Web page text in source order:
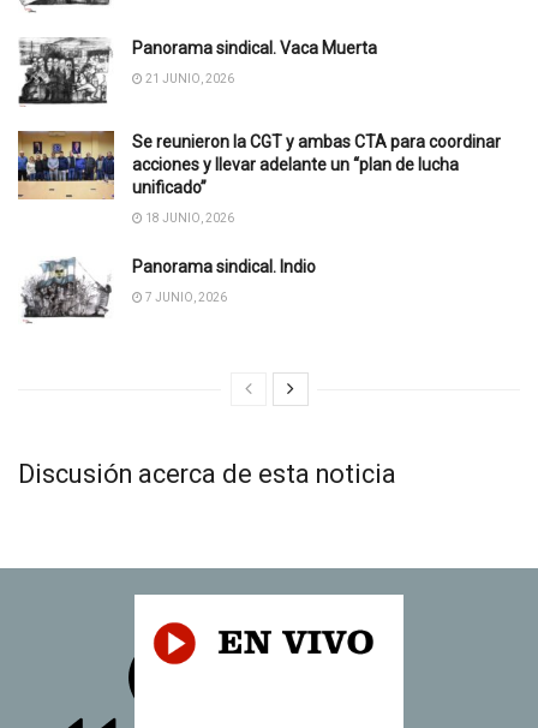
Panorama sindical. Vaca Muerta
21 JUNIO, 2026
Se reunieron la CGT y ambas CTA para coordinar
acciones y llevar adelante un “plan de lucha
unificado”
18 JUNIO, 2026
Panorama sindical. Indio
7 JUNIO, 2026
Discusión acerca de esta noticia